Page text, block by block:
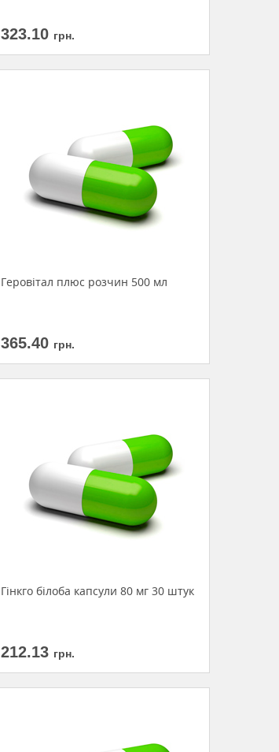
323.10 грн.
Геровітал плюс розчин 500 мл
365.40 грн.
Гінкго білоба капсули 80 мг 30 штук
212.13 грн.